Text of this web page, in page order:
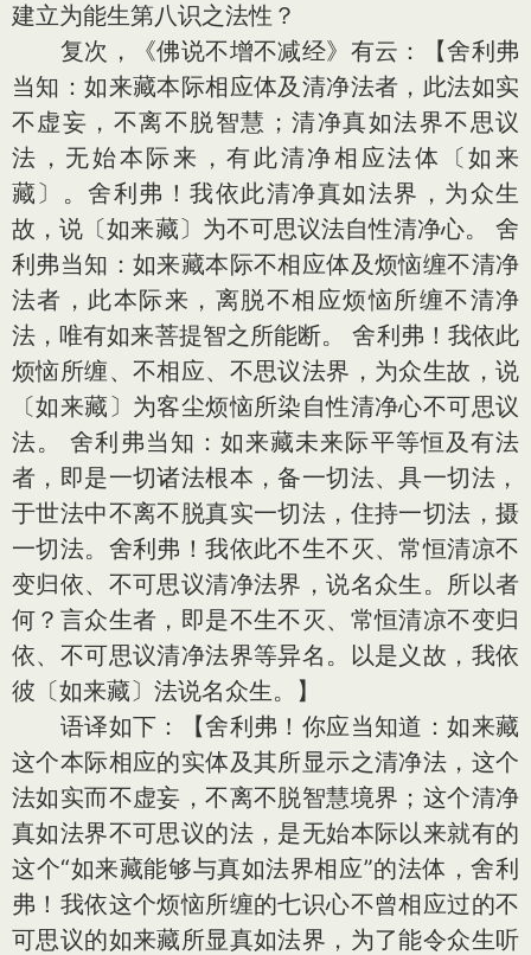
建立为能生第八识之法性？
复次，《佛说不增不减经》有云：【舍利弗
当知：如来藏本际相应体及清净法者，此法如实
不虚妄，不离不脱智慧；清净真如法界不思议
法，无始本际来，有此清净相应法体〔如来
藏〕。舍利弗！我依此清净真如法界，为众生
故，说〔如来藏〕为不可思议法自性清净心。 舍
利弗当知：如来藏本际不相应体及烦恼缠不清净
法者，此本际来，离脱不相应烦恼所缠不清净
法，唯有如来菩提智之所能断。 舍利弗！我依此
烦恼所缠、不相应、不思议法界，为众生故，说
〔如来藏〕为客尘烦恼所染自性清净心不可思议
法。 舍利弗当知：如来藏未来际平等恒及有法
者，即是一切诸法根本，备一切法、具一切法，
于世法中不离不脱真实一切法，住持一切法，摄
一切法。舍利弗！我依此不生不灭、常恒清凉不
变归依、不可思议清净法界，说名众生。所以者
何？言众生者，即是不生不灭、常恒清凉不变归
依、不可思议清净法界等异名。以是义故，我依
彼〔如来藏〕法说名众生。】
语译如下：【舍利弗！你应当知道：如来藏
这个本际相应的实体及其所显示之清净法，这个
法如实而不虚妄，不离不脱智慧境界；这个清净
真如法界不可思议的法，是无始本际以来就有的
这个“如来藏能够与真如法界相应”的法体，舍利
弗！我依这个烦恼所缠的七识心不曾相应过的不
可思议的如来藏所显真如法界，为了能令众生听